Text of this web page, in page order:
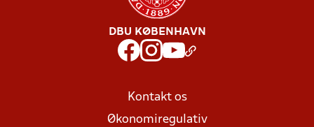
DBU KØBENHAVN
Kontakt os
Økonomiregulativ